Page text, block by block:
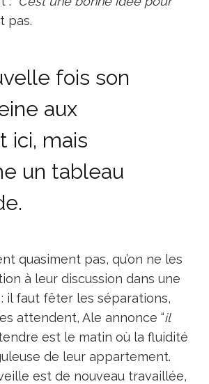
pas.
fois son
aux
ici, mais
un tableau
quasiment pas, qu’on ne les
à leur discussion dans une
il faut fêter les séparations,
attendent, Ale annonce “il
est le matin où la fluidité
de leur appartement.
est de nouveau travaillée,